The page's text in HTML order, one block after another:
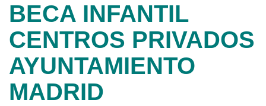
BECA INFANTIL
CENTROS PRIVADOS
AYUNTAMIENTO
MADRID